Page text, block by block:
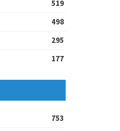
519
498
295
177
753